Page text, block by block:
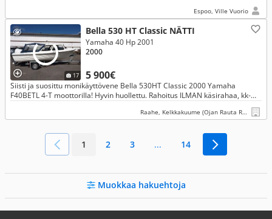
Espoo, Ville Vuorio
17
Bella 530 HT Classic NÄTTI
5 900€
Yamaha 40 Hp 2001
2000
Siisti ja suosittu monikäyttövene Bella 530HT Classic 2000 Yamaha
F40BETL 4-T moottorilla! Hyvin huollettu. Rahoitus ILMAN käsirahaa, kk-
Raahe, Kelkkakuume (Ojan Rauta Raahe)
1 2 3 ... 14
Muokkaa hakuehtoja